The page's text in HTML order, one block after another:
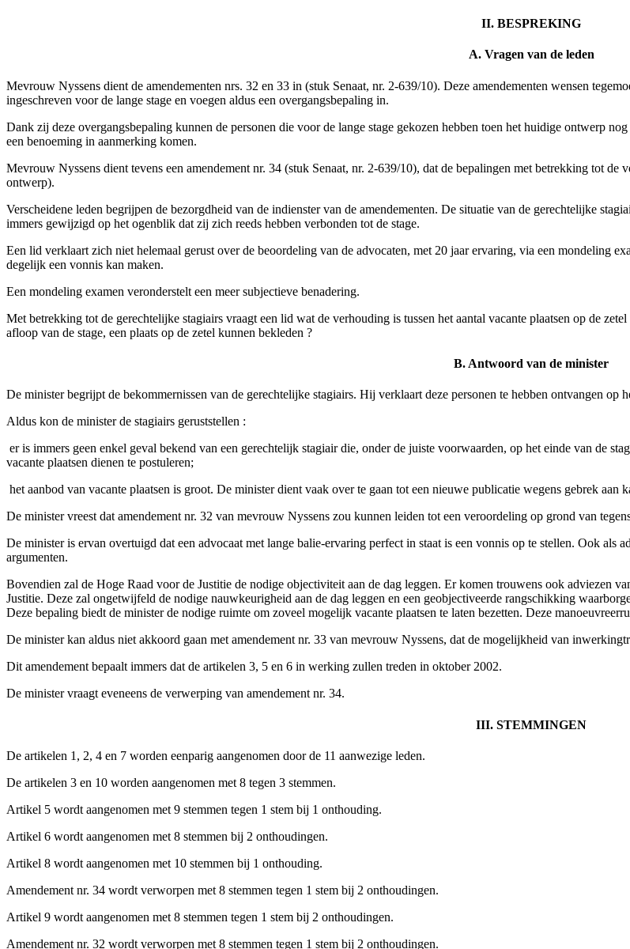
II. BESPREKING
A. Vragen van de leden
Mevrouw Nyssens dient de amendementen nrs. 32 en 33 in (stuk Senaat, nr. 2-639/10). Deze amendementen wensen
ingeschreven voor de lange stage en voegen aldus een overgangsbepaling in.
Dank zij deze overgangsbepaling kunnen de personen die voor de lange stage gekozen hebben toen het huidige ontwerp
een benoeming in aanmerking komen.
Mevrouw Nyssens dient tevens een amendement nr. 34 (stuk Senaat, nr. 2-639/10), dat de bepalingen met betrekking tot
ontwerp).
Verscheidene leden begrijpen de bezorgdheid van de indienster van de amendementen. De situatie van de gerechtelijke
immers gewijzigd op het ogenblik dat zij zich reeds hebben verbonden tot de stage.
Een lid verklaart zich niet helemaal gerust over de beoordeling van de advocaten, met 20 jaar ervaring, via een mondeling
degelijk een vonnis kan maken.
Een mondeling examen veronderstelt een meer subjectieve benadering.
Met betrekking tot de gerechtelijke stagiairs vraagt een lid wat de verhouding is tussen het aantal vacante plaatsen op de
afloop van de stage, een plaats op de zetel kunnen bekleden ?
B. Antwoord van de minister
De minister begrijpt de bekommernissen van de gerechtelijke stagiairs. Hij verklaart deze personen te hebben ontvangen op
Aldus kon de minister de stagiairs geruststellen :
er is immers geen enkel geval bekend van een gerechtelijk stagiair die, onder de juiste voorwaarden, op het einde van de
vacante plaatsen dienen te postuleren;
het aanbod van vacante plaatsen is groot. De minister dient vaak over te gaan tot een nieuwe publicatie wegens gebrek aan
De minister vreest dat amendement nr. 32 van mevrouw Nyssens zou kunnen leiden tot een veroordeling op grond van
De minister is ervan overtuigd dat een advocaat met lange balie-ervaring perfect in staat is een vonnis op te stellen. Ook
argumenten.
Bovendien zal de Hoge Raad voor de Justitie de nodige objectiviteit aan de dag leggen. Er komen trouwens ook adviezen
Justitie. Deze zal ongetwijfeld de nodige nauwkeurigheid aan de dag leggen en een geobjectiveerde rangschikking
Deze bepaling biedt de minister de nodige ruimte om zoveel mogelijk vacante plaatsen te laten bezetten. Deze
De minister kan aldus niet akkoord gaan met amendement nr. 33 van mevrouw Nyssens, dat de mogelijkheid van
Dit amendement bepaalt immers dat de artikelen 3, 5 en 6 in werking zullen treden in oktober 2002.
De minister vraagt eveneens de verwerping van amendement nr. 34.
III. STEMMINGEN
De artikelen 1, 2, 4 en 7 worden eenparig aangenomen door de 11 aanwezige leden.
De artikelen 3 en 10 worden aangenomen met 8 tegen 3 stemmen.
Artikel 5 wordt aangenomen met 9 stemmen tegen 1 stem bij 1 onthouding.
Artikel 6 wordt aangenomen met 8 stemmen bij 2 onthoudingen.
Artikel 8 wordt aangenomen met 10 stemmen bij 1 onthouding.
Amendement nr. 34 wordt verworpen met 8 stemmen tegen 1 stem bij 2 onthoudingen.
Artikel 9 wordt aangenomen met 8 stemmen tegen 1 stem bij 2 onthoudingen.
Amendement nr. 32 wordt verworpen met 8 stemmen tegen 1 stem bij 2 onthoudingen.